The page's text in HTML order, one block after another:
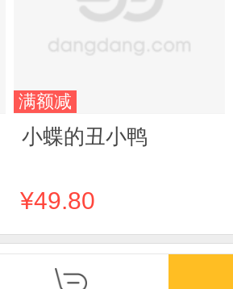
满额减
小蝶的丑小鸭
¥49.80